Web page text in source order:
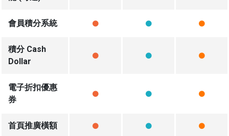
會員積分系統
積分 Cash
Dollar
電子折扣優惠
券
首頁推廣橫額